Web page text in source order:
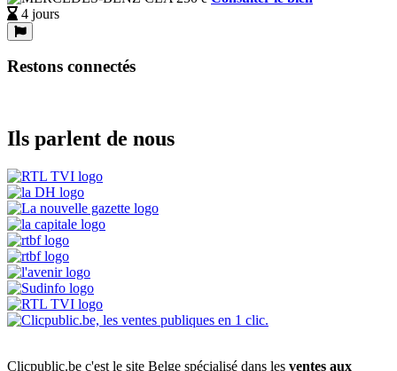
4 jours
Restons connectés
Ils parlent de nous
Clicpublic.be c'est le site Belge spécialisé dans les ventes aux